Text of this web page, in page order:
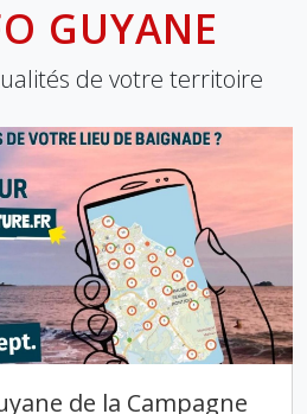
GUYANE
de votre territoire
de la Campagne